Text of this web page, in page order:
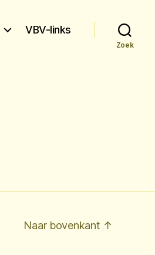
VBV-links
Zoek
Naar bovenkant ↑